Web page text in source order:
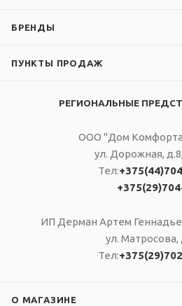
БРЕНДЫ
ПУНКТЫ ПРОДАЖ
РЕГИОНАЛЬНЫЕ
ООО "Дом
ул. Дорожная,
Тел:
ИП Дерман Артем
ул. Матросова,
Тел:
О МАГАЗИНЕ